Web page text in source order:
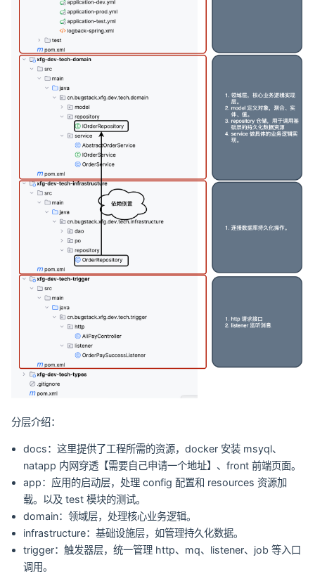
分层介绍：
docs：这里提供了工程所需的资源，docker 安装 msyql、
natapp 内网穿透【需要自己申请一个地址】、front 前端页面。
app：应用的启动层，处理 config 配置和 resources 资源加
载。以及 test 模块的测试。
domain：领域层，处理核心业务逻辑。
infrastructure：基础设施层，如管理持久化数据。
trigger：触发器层，统一管理 http、mq、listener、job 等入口
调用。